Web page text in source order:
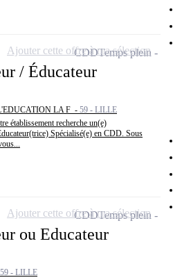
/ Éducateur
LA F - 59 - LILLE
établissement recherche un(e)
Spécialisé(e) en CDD. Sous
CDDTemps plein
Ajouter cette offre à ma sélection
ou Educateur
59 - LILLE
CDDTemps plein
Ajouter cette offre à ma sélection